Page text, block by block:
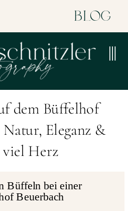
BLOG
dem Büffelhof
Natur, Eleganz &
viel Herz